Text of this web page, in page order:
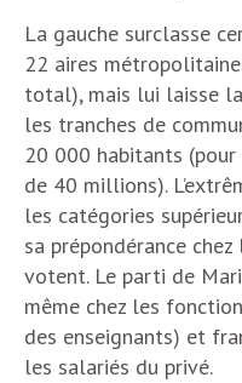
La gauche surclasse
22 aires
total), mais lui laisse
les tranches de
20 000 habitants
de 40 millions).
les catégories
sa prépondérance
votent. Le parti de
même chez les
des enseignants) et
les salariés du privé.